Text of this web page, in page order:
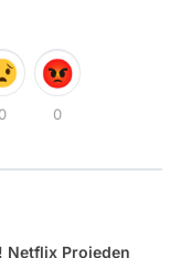
0 0
Netflix Projeden